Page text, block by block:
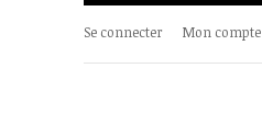
Se connecter Mon compte